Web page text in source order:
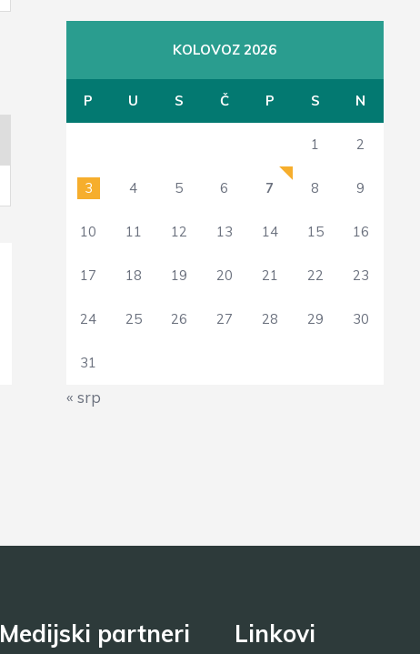
KOLOVOZ 2026
P U S Č P S N
1 2
3 4 5 6 7 8 9
10 11 12 13 14 15 16
17 18 19 20 21 22 23
24 25 26 27 28 29 30
31
« srp
Medijski partneri Linkovi